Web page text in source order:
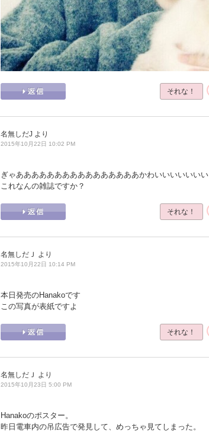
それな！
名無しだJ より
2015年10月22日 10:02 PM
ぎゃああああああああああああああああかわいいいいいいい
これなんの雑誌ですか？
それな！
名無しだＪ より
2015年10月22日 10:14 PM
本日発売のHanakoです
この写真が表紙ですよ
それな！
名無しだＪ より
2015年10月23日 5:00 PM
Hanakoのポスター。
昨日電車内の吊広告で発見して、めっちゃ見てしまった。